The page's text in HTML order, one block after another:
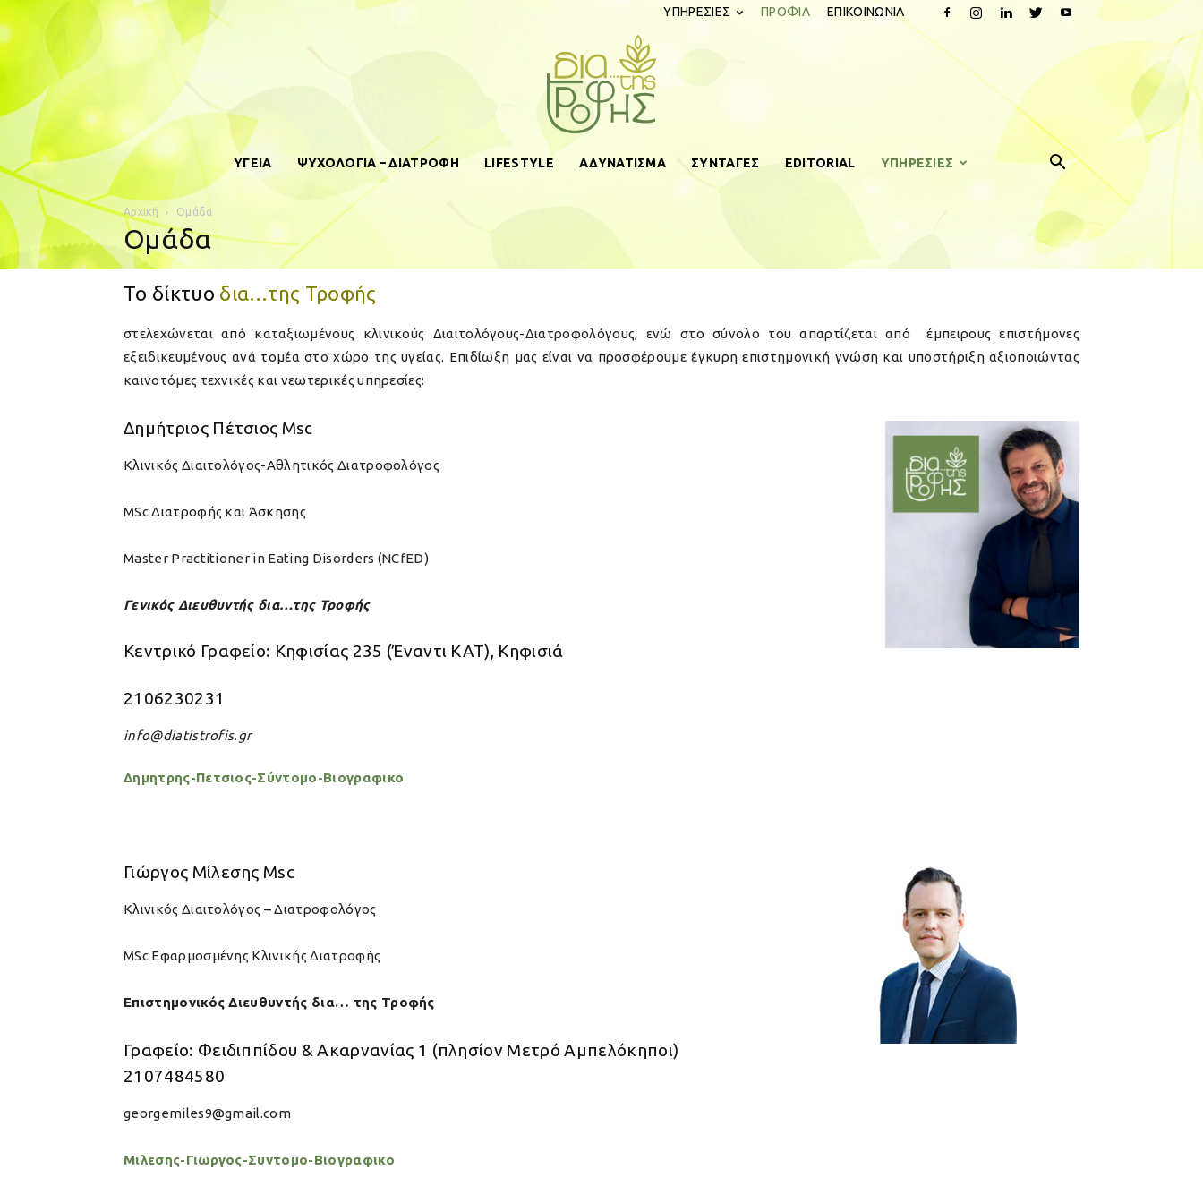
ΥΠΗΡΕΣΙΕΣ ΠΡΟΦΙΛ ΕΠΙΚΟΙΝΩΝΙΑ
ΥΓΕΙΑ ΨΥΧΟΛΟΓΙΑ – ΔΙΑΤΡΟΦΗ LIFESTYLE ΑΔΥΝΑΤΙΣΜΑ ΣΥΝΤΑΓΕΣ EDITORIAL ΥΠΗΡΕΣΙΕΣ
Αρχική Ομάδα
Ομάδα
Το δίκτυο δια…της Τροφής
στελεχώνεται από καταξιωμένους κλινικούς Διαιτολόγους-Διατροφολόγους, ενώ στο σύνολο του απαρτίζεται από έμπειρους επιστήμονες
εξειδικευμένους ανά τομέα στο χώρο της υγείας. Επιδίωξη μας είναι να προσφέρουμε έγκυρη επιστημονική γνώση και υποστήριξη αξιοποιώντας
καινοτόμες τεχνικές και νεωτερικές υπηρεσίες:
Δημήτριος Πέτσιος Msc
Κλινικός Διαιτολόγος-Αθλητικός Διατροφολόγος
MSc Διατροφής και Άσκησης
Master Practitioner in Eating Disorders (NCfED)
Γενικός Διευθυντής δια…της Τροφής
Κεντρικό Γραφείο: Κηφισίας 235 (Έναντι ΚΑΤ), Κηφισιά
2106230231
info@diatistrofis.gr
Δημητρης-Πετσιος-Σύντομο-Βιογραφικο
Γιώργος Μίλεσης Msc
Κλινικός Διαιτολόγος – Διατροφολόγος
MSc Εφαρμοσμένης Κλινικής Διατροφής
Επιστημονικός Διευθυντής δια… της Τροφής
Γραφείο: Φειδιππίδου & Ακαρνανίας 1 (πλησίον Μετρό Αμπελόκηποι)
2107484580
georgemiles9@gmail.com
Μιλεσης-Γιωργος-Συντομο-Βιογραφικο